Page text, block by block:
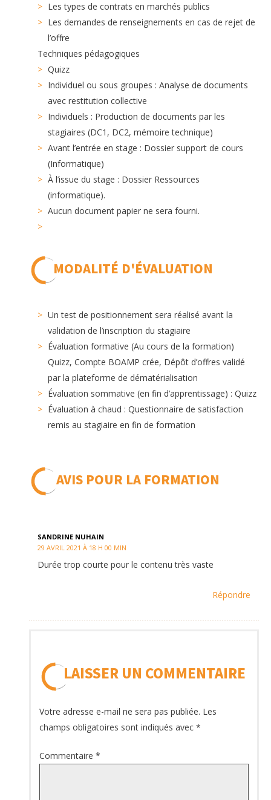
Les types de contrats en marchés publics
Les demandes de renseignements en cas de rejet de
l’offre
Techniques pédagogiques
Quizz
Individuel ou sous groupes : Analyse de documents
avec restitution collective
Individuels : Production de documents par les
stagiaires (DC1, DC2, mémoire technique)
Avant l’entrée en stage : Dossier support de cours
(Informatique)
À l’issue du stage : Dossier Ressources
(informatique).
Aucun document papier ne sera fourni.
MODALITÉ D'ÉVALUATION
Un test de positionnement sera réalisé avant la
validation de l’inscription du stagiaire
Évaluation formative (Au cours de la formation)
Quizz, Compte BOAMP crée, Dépôt d’offres validé
par la plateforme de dématérialisation
Évaluation sommative (en fin d’apprentissage) : Quizz
Évaluation à chaud : Questionnaire de satisfaction
remis au stagiaire en fin de formation
AVIS POUR LA FORMATION
SANDRINE NUHAIN
29 AVRIL 2021 À 18 H 00 MIN
Durée trop courte pour le contenu très vaste
Répondre
LAISSER UN COMMENTAIRE
Votre adresse e-mail ne sera pas publiée. Les
champs obligatoires sont indiqués avec *
Commentaire *